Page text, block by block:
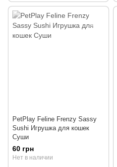
PetPlay Feline Frenzy Sassy
Sushi Игрушка для кошек
Суши
60 грн
Нет в наличии